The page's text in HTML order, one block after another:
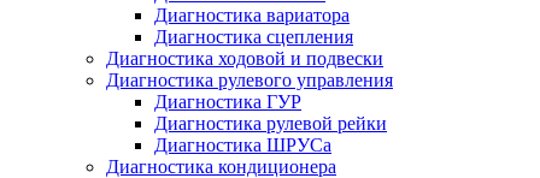
Диагностика вариатора
Диагностика сцепления
Диагностика ходовой и подвески
Диагностика рулевого управления
Диагностика ГУР
Диагностика рулевой рейки
Диагностика ШРУСа
Диагностика кондиционера